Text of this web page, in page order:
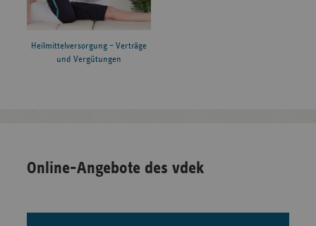
Heilmittelversorgung – Verträge
und Vergütungen
Online-Angebote des vdek